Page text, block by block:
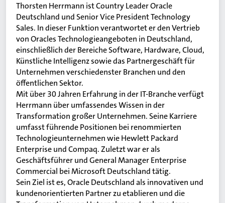
Thorsten Herrmann ist Country Leader Oracle
Deutschland und Senior Vice President Technology
Sales. In dieser Funktion verantwortet er den Vertrieb
von Oracles Technologieangeboten in Deutschland,
einschließlich der Bereiche Software, Hardware, Cloud,
Künstliche Intelligenz sowie das Partnergeschäft für
Unternehmen verschiedenster Branchen und den
öffentlichen Sektor.
Mit über 30 Jahren Erfahrung in der IT-Branche verfügt
Herrmann über umfassendes Wissen in der
Transformation großer Unternehmen. Seine Karriere
umfasst führende Positionen bei renommierten
Technologieunternehmen wie Hewlett Packard
Enterprise und Compaq. Zuletzt war er als
Geschäftsführer und General Manager Enterprise
Commercial bei Microsoft Deutschland tätig.
Sein Ziel ist es, Oracle Deutschland als innovativen und
kundenorientierten Partner zu etablieren und die